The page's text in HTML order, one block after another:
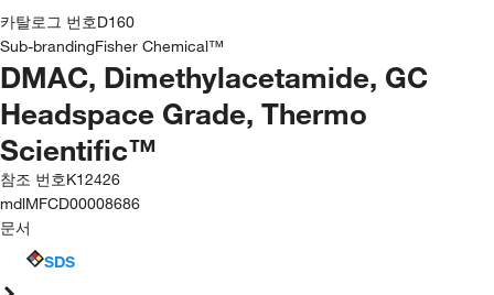
카탈로그 번호D160
Sub-brandingFisher Chemical™
DMAC, Dimethylacetamide, GC
Headspace Grade, Thermo
Scientific™
참조 번호K12426
mdlMFCD00008686
문서
SDS